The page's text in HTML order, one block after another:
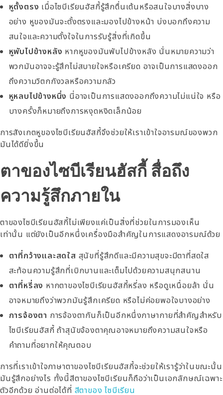
หูตั้งตรง เมื่อไซบีเรียนฮัสกี้รู้สึกตื่นเต้นหรือสนใจบางสิ่งบาง
อย่าง หูของมันจะตั้งตรงและมองไปข้างหน้า บ่งบอกถึงความ
สนใจและความตั้งใจในการรับรู้สิ่งที่เกิดขึ้น
หูพับไปข้างหลัง หากหูของมันพับไปข้างหลัง นั่นหมายความว่า
พวกมันอาจจะรู้สึกไม่สบายใจหรือเครียด อาจเป็นการแสดงออก
ถึงความวิตกกังวลหรือความกลัว
หูหลบไปข้างหนึ่ง นี่อาจเป็นการแสดงออกถึงความไม่แน่ใจ หรือ
บางครั้งก็หมายถึงการหงุดหงิดเล็กน้อย
การสังเกตหูของไซบีเรียนฮัสกี้จึงช่วยให้เราเข้าใจอารมณ์ของพวก
มันได้ดียิ่งขึ้น
ตาของไซบีเรียนฮัสกี้ สื่อถึง
ความรู้สึกภายใน
ตาของไซบีเรียนฮัสกี้ไม่เพียงแค่เป็นสิ่งที่ช่วยในการมองเห็น
เท่านั้น แต่ยังเป็นอีกหนึ่งเครื่องมือสำคัญในการแสดงอารมณ์ด้วย
ตาที่กว้างและสดใส สุนัขที่รู้สึกดีและมีความสุขจะมีตาที่สดใส
สะท้อนความรู้สึกที่เบิกบานและเต็มไปด้วยความสนุกสนาน
ตาที่หรี่ลง หากตาของไซบีเรียนฮัสกี้หรี่ลง หรือดูเหนื่อยล้า นั่น
อาจหมายถึงว่าพวกมันรู้สึกเครียด หรือไม่ค่อยพอใจบางอย่าง
การจ้องตา การจ้องตากันก็เป็นอีกหนึ่งภาษากายที่สำคัญสำหรับ
ไซบีเรียนฮัสกี้ ถ้าสุนัขจ้องตาคุณอาจหมายถึงความสนใจหรือ
คำถามที่อยากให้คุณตอบ
การที่เราเข้าใจภาษาตาของไซบีเรียนฮัสกี้จะช่วยให้เรารู้ว่าในขณะนั้น
มันรู้สึกอย่างไร ทั้งนี้สีตาของไซบีเรียนก็ถือว่าเป็นเอกลักษณ์เฉพาะ
ตัวอีกด้วย อ่านต่อได้ที่ สีตาของ ไซบีเรียน